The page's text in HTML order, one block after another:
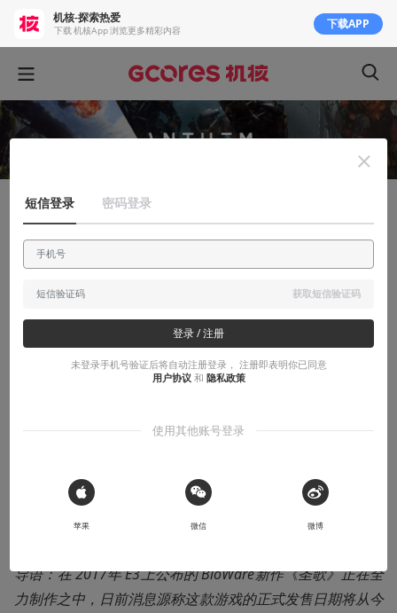
聊聊产业
期待与压力并存，BioWare新作《圣歌》
⚠️ 未经作者授权 禁止转载
导语：在 2017年 E3上公布的 BioWare新作《圣歌》正在全
力制作之中，日前消息源称这款游戏的正式发售日期将从今
机核-探索热爱
下载 机核App 浏览更多精彩内容 下载APP
短信登录 密码登录
获取短信验证码
登录 / 注册
未登录手机号验证后将自动注册登录， 注册即表明你已同意
用户协议 和 隐私政策
使用其他账号登录
 Sign in with Apple
苹果 微信 微博